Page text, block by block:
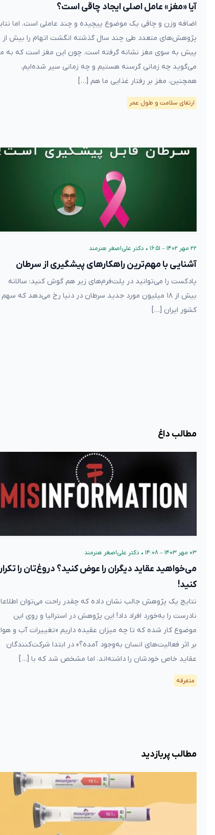
آیا «مغز» عامل اصلی ایجاد چاقی است؟
اضافه وزن و چاقی یک موضوع پیچیده و چند عاملی است. اما
پژوهش‌های متعدد طی چند سال گذشته انگشت اتهام را بیش از
پیش به سوی مغز نشانه گرفته است. چون این مغز است که به
می‌گوید چه زمانی گرسنه هستیم و چه زمانی سیر شده‌ایم.
همچنین، مغز بر رفتار غذایی ما هم […]
ارتقای سلامت و طول عمر
۲۲ مهر ۱۴۰۲ – ۱۶:۵۱ • دکتر علی‌اصغر هنرمند
آشنایی با مهم‌ترین راهکارهای پیشگیری از سرطان
پادکست را می‌توانید در پلت‌فرم‌های زیر هم گوش کنید: سالانه
بیش از ۱۸ میلیون مورد جدید سرطان در دنیا رخ می‌دهد که سهم
کشور ایران […]
مطالب داغ
۰۳ مهر ۱۴۰۳ – ۱۴:۰۸ • دکتر علی‌اصغر هنرمند
می‌خواهید عقاید دیگران را عوض کنید؟ دروغ‌تان را
کنید!
نتایج یک پژوهش جالب نشان داده که چقدر راحت می‌توان
نادرست را به‌خورد افراد داد! این پژوهش در استرالیا و روی این
موضوع کار شده که تا چه میزان عقیده داریم «تغییرات آب و
بر اثر فعالیت‌های انسان به‌وجود آمده؟» در ابتدا شرکت‌کنندگان
عقاید خاص خودشان را داشته‌اند، اما مشخص شد که با […]
متفرقه
مطالب پربازدید